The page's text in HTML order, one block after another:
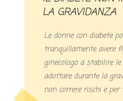
LA GRAVIDANZA
Le donne con diabete
tranquillamente avere
ginecologo a stabilire
adottare durante la
non correre rischi e per